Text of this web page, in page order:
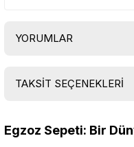
YORUMLAR
TAKSİT SEÇENEKLERİ
Egzoz Sepeti: Bir